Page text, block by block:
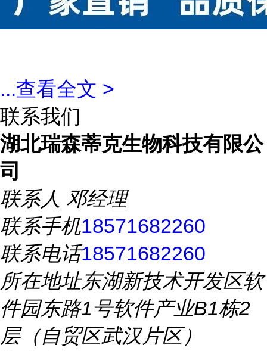
...查看全文 >
联系我们
湖北瑞森蒂克生物科技有限公
司
联系人 邓经理
联系手机18571682260
联系电话18571682260
所在地址东湖新技术开发区软
件园东路1号软件产业B1栋2
层（自贸区武汉片区）